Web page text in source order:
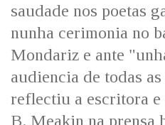
saudade nos poetas
nunha cerimonia no
Mondariz e ante
audiencia de todas
reflectiu a escritora
B. Meakin na prensa